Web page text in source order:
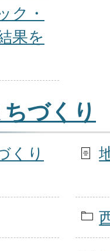
ク・
果を
づくり
くり